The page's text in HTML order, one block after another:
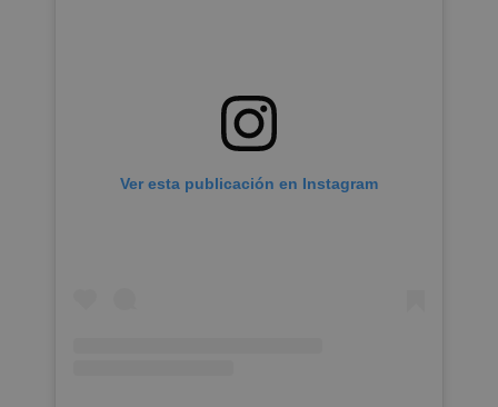
Ver esta publicación en Instagram